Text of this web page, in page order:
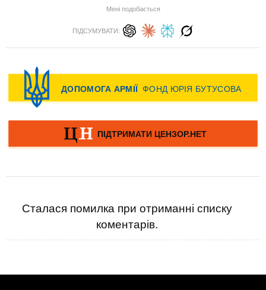
Мені подобається
ПІДСУМУВАТИ:
Сталася помилка при отриманні списку
коментарів.